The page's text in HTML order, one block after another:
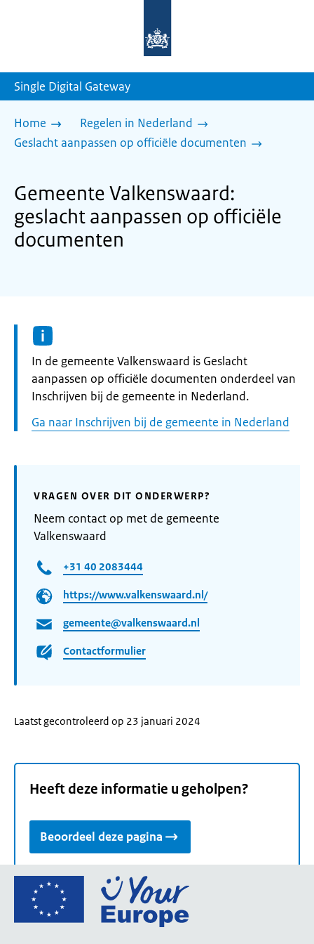
homepage
Single Digital Gateway
Home
Regelen in Nederland
Geslacht aanpassen op officiële documenten
Gemeente Valkenswaard:
geslacht aanpassen op officiële
documenten
Informatie:
In de gemeente Valkenswaard is Geslacht
aanpassen op officiële documenten onderdeel van
Inschrijven bij de gemeente in Nederland.
Ga naar Inschrijven bij de gemeente in Nederland
VRAGEN OVER DIT ONDERWERP?
Neem contact op met de gemeente
Valkenswaard
+31 40 2083444
https://www.valkenswaard.nl/
gemeente@valkenswaard.nl
Contactformulier
Laatst gecontroleerd op 23 januari 2024
Heeft deze informatie u geholpen?
Beoordeel deze pagina
Ga
de